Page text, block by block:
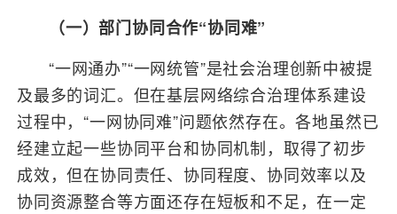
（一）部门协同合作“协同难”
“一网通办”“一网统管”是社会治理创新中被提
及最多的词汇。但在基层网络综合治理体系建设
过程中，“一网协同难”问题依然存在。各地虽然已
经建立起一些协同平台和协同机制，取得了初步
成效，但在协同责任、协同程度、协同效率以及
协同资源整合等方面还存在短板和不足，在一定